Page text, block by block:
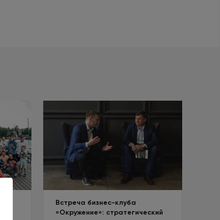
Встреча бизнес-клуба
«Окружение»: стратегический